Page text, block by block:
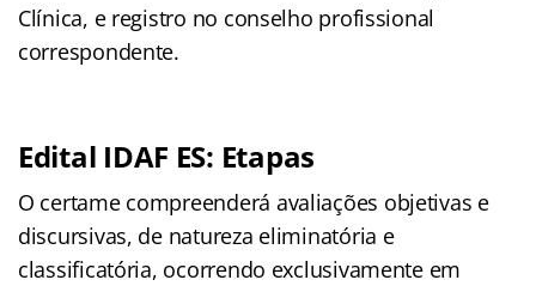
Clínica, e registro no conselho profissional
correspondente.
Edital IDAF ES: Etapas
O certame compreenderá avaliações objetivas e
discursivas, de natureza eliminatória e
classificatória, ocorrendo exclusivamente em